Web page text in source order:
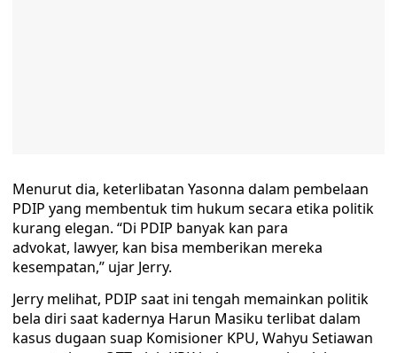
Menurut dia, keterlibatan Yasonna dalam pembelaan
PDIP yang membentuk tim hukum secara etika politik
kurang elegan. “Di PDIP banyak kan para
advokat, lawyer, kan bisa memberikan mereka
kesempatan,” ujar Jerry.
Jerry melihat, PDIP saat ini tengah memainkan politik
bela diri saat kadernya Harun Masiku terlibat dalam
kasus dugaan suap Komisioner KPU, Wahyu Setiawan